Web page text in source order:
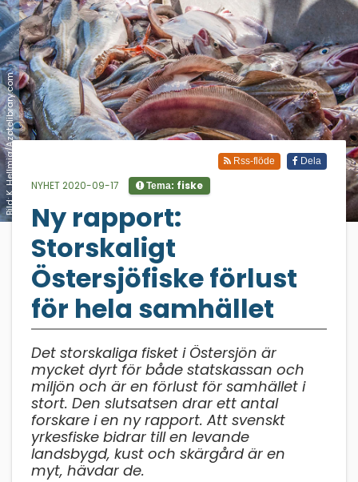
Bild: K. Hellmig/Azotelibrary.com
;
Dela
Rss-flöde
NYHET 2020-09-17 Tema: fiske
Ny rapport:
Storskaligt
Östersjöfiske förlust
för hela samhället
Det storskaliga fisket i Östersjön är
mycket dyrt för både statskassan och
miljön och är en förlust för samhället i
stort. Den slutsatsen drar ett antal
forskare i en ny rapport. Att svenskt
yrkesfiske bidrar till en levande
landsbygd, kust och skärgård är en
myt, hävdar de.